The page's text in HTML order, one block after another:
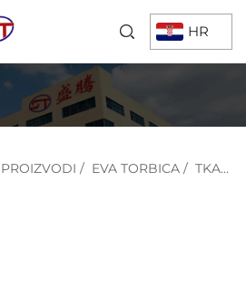
HR
PROIZVODI / EVA TORBICA / TKANA TORBA